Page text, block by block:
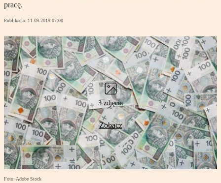
pracę.
Publikacja: 11.09.2019 07:00
3 zdjęcia
Zobacz
Foto: Adobe Stock